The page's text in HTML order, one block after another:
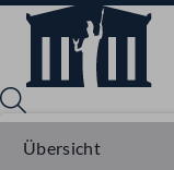
Übersicht